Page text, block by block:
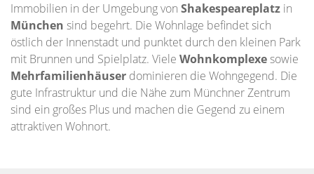
Immobilien in der Umgebung von Shakespeareplatz in
München sind begehrt. Die Wohnlage befindet sich
östlich der Innenstadt und punktet durch den kleinen Park
mit Brunnen und Spielplatz. Viele Wohnkomplexesowie
Mehrfamilienhäuser dominieren die Wohngegend. Die
gute Infrastruktur und die Nähe zum Münchner Zentrum
sind ein großes Plus und machen die Gegend zu einem
attraktiven Wohnort.